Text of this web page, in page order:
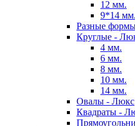
12 мм.
9*14 мм.
Разные
Круглые -
4 мм.
6 мм.
8 мм.
10 мм.
14 мм.
Овалы - Люкс
Квадраты -